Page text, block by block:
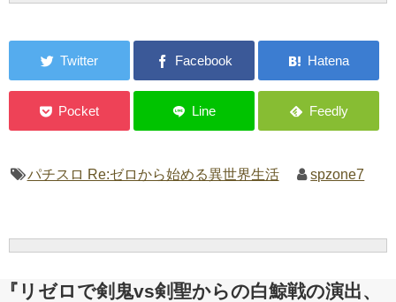
パチスロ Re:ゼロから始める異世界生活 spzone7
『リゼロで剣鬼vs剣聖からの白鯨戦の演出、